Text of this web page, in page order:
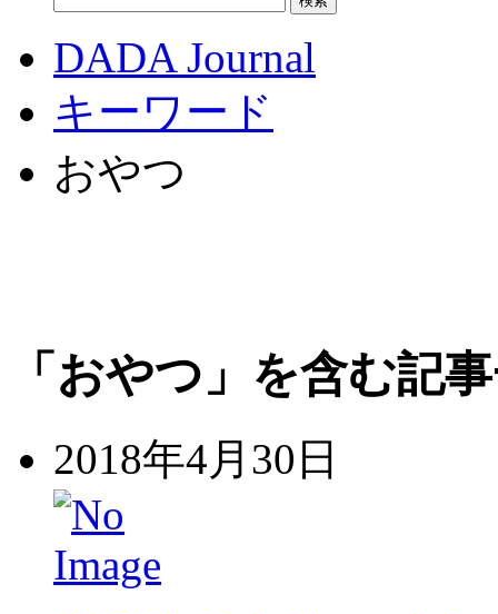
DADA Journal
キーワード
おやつ
「おやつ」を含む記
2018年4月30日